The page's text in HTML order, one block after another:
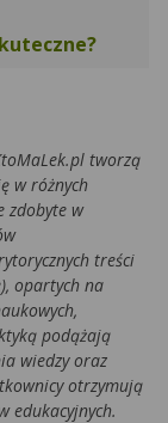
tworzą
w różnych
zdobyte w
treści
opartych na
podążają
wiedzy oraz
otrzymują
edukacyjnych.